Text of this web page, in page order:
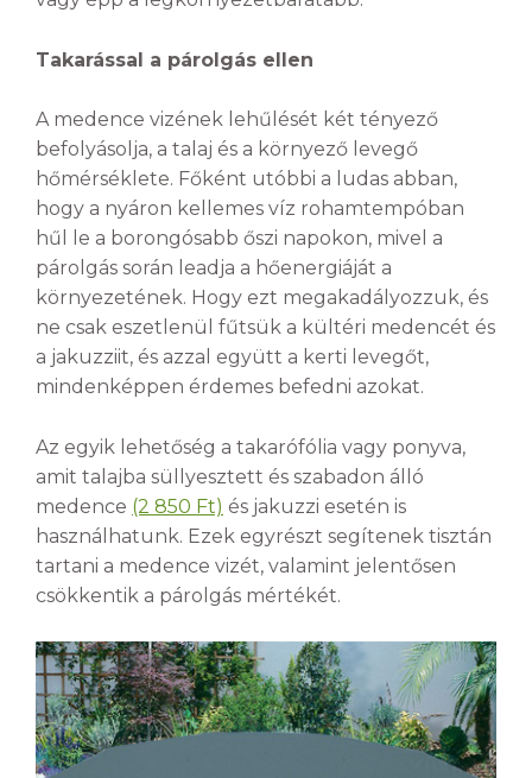
Takarással a párolgás ellen
A medence vizének lehűlését két tényező
befolyásolja, a talaj és a környező levegő
hőmérséklete. Főként utóbbi a ludas abban,
hogy a nyáron kellemes víz rohamtempóban
hűl le a borongósabb őszi napokon, mivel a
párolgás során leadja a hőenergiáját a
környezetének. Hogy ezt megakadályozzuk, és
ne csak eszetlenül fűtsük a kültéri medencét és
a jakuzziit, és azzal együtt a kerti levegőt,
mindenképpen érdemes befedni azokat.
Az egyik lehetőség a takarófólia vagy ponyva,
amit talajba süllyesztett és szabadon álló
medence (2 850 Ft) és jakuzzi esetén is
használhatunk. Ezek egyrészt segítenek tisztán
tartani a medence vizét, valamint jelentősen
csökkentik a párolgás mértékét.